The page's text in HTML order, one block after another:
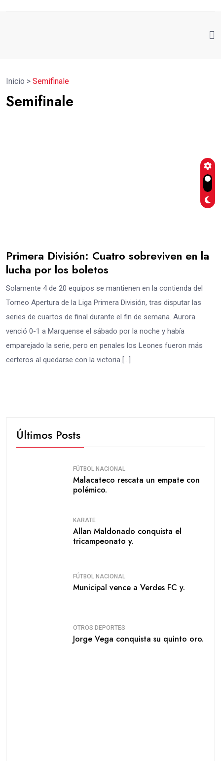
Inicio > Semifinale
Semifinale
Primera División: Cuatro sobreviven en la
lucha por los boletos
Solamente 4 de 20 equipos se mantienen en la contienda del
Torneo Apertura de la Liga Primera División, tras disputar las
series de cuartos de final durante el fin de semana. Aurora
venció 0-1 a Marquense el sábado por la noche y había
emparejado la serie, pero en penales los Leones fueron más
certeros al quedarse con la victoria […]
Últimos Posts
FÚTBOL NACIONAL
Malacateco rescata un empate con
polémico.
KARATE
Allan Maldonado conquista el
tricampeonato y.
FÚTBOL NACIONAL
Municipal vence a Verdes FC y.
OTROS DEPORTES
Jorge Vega conquista su quinto oro.